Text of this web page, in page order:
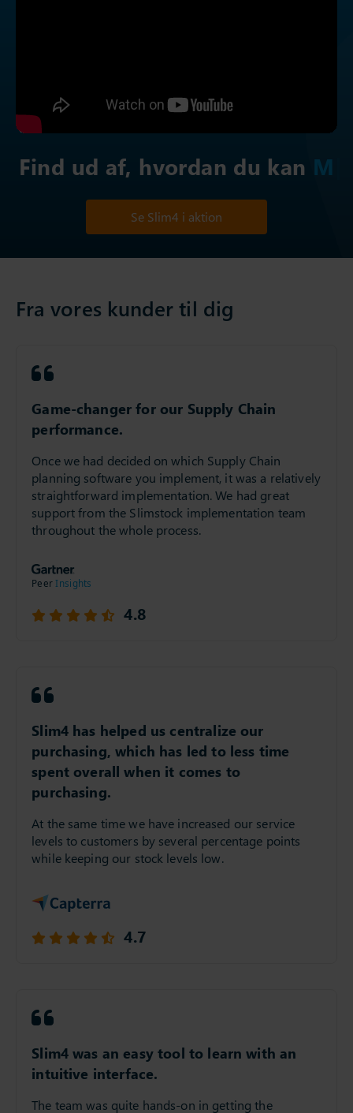
Find ud af, hvordan du kan
Forbedre sa
Game-changer for our Supply Chain
performance.
Once we had decided on which Supply Chain
planning software you implement, it was a relatively
straightforward implementation. We had great
support from the Slimstock implementation team
Slim4 has helped us centralize our
purchasing, which has led to less time
spent overall when it comes to
purchasing.
At the same time we have increased our service
levels to customers by several percentage points
Slim4 was an easy tool to learn with an
intuitive interface.